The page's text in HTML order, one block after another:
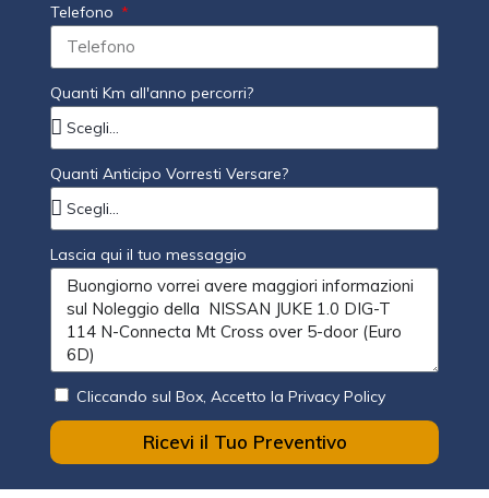
Telefono
Quanti Km all'anno percorri?
Quanti Anticipo Vorresti Versare?
Lascia qui il tuo messaggio
Cliccando sul Box, Accetto la Privacy Policy
Ricevi il Tuo Preventivo